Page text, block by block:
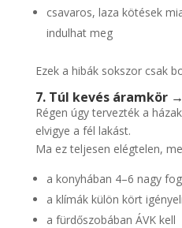
csavaros, laza kötések
indulhat meg
Ezek a hibák sokszor csak
7. Túl kevés áramkör
Régen úgy tervezték a
elvigye a fél lakást.
Ma ez teljesen elégtelen,
a konyhában 4–6 nagy
a klímák külön kört
a fürdőszobában ÁVK kell